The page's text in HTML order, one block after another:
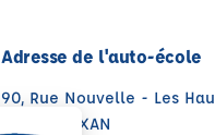
Adresse de l'auto-école
90, Rue Nouvelle - Les
26300 ALIXAN